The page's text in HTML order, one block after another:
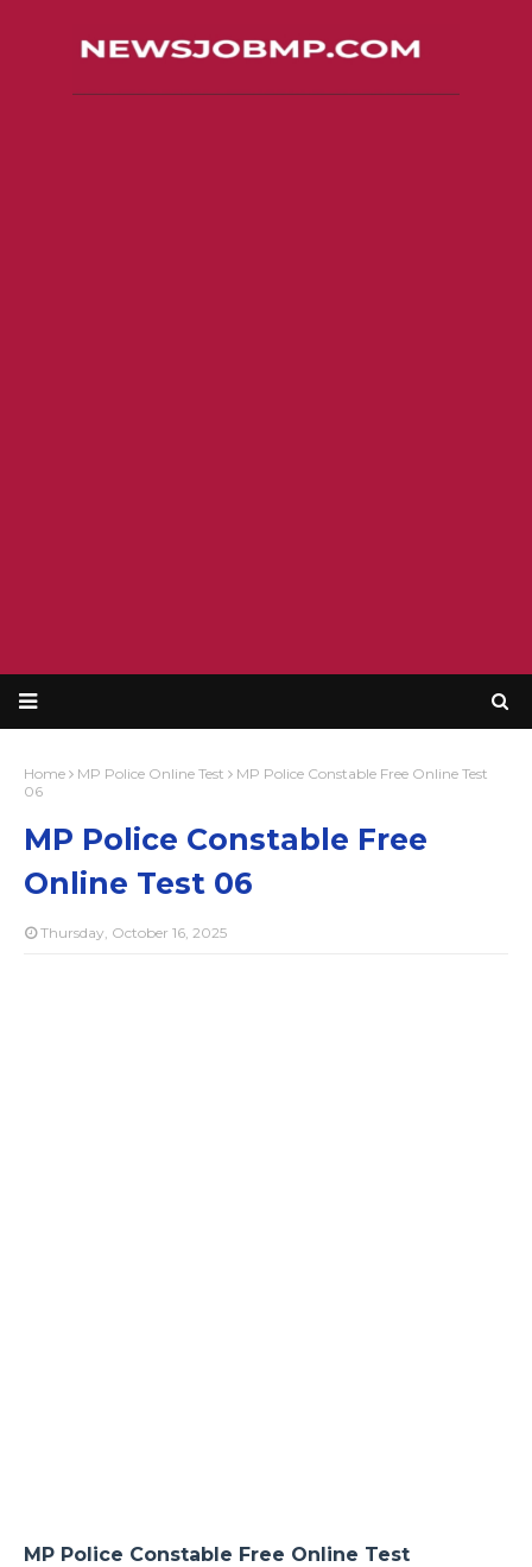
Home MP Police Online Test
MP Police Constable Free Online Test
06
MP Police Constable Free
Online Test 06
Thursday, October 16, 2025
MP Police Constable Free Online Test